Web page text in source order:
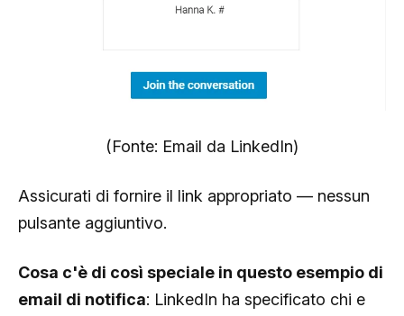
(Fonte: Email da LinkedIn)
Assicurati di fornire il link appropriato — nessun
pulsante aggiuntivo.
Cosa c'è di così speciale in questo esempio di
email di notifica: LinkedIn ha specificato chi e